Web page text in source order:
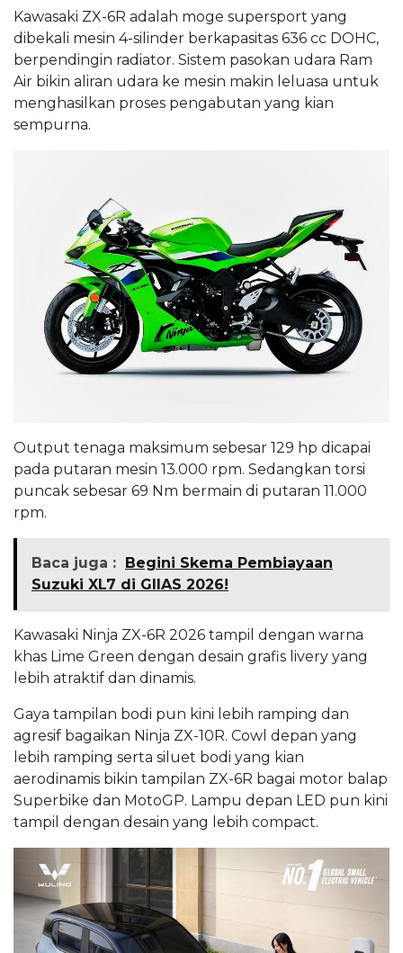
Kawasaki ZX-6R adalah moge supersport yang
dibekali mesin 4-silinder berkapasitas 636 cc DOHC,
berpendingin radiator. Sistem pasokan udara Ram
Air bikin aliran udara ke mesin makin leluasa untuk
menghasilkan proses pengabutan yang kian
sempurna.
Output tenaga maksimum sebesar 129 hp dicapai
pada putaran mesin 13.000 rpm. Sedangkan torsi
puncak sebesar 69 Nm bermain di putaran 11.000
rpm.
Baca juga : Begini Skema Pembiayaan
Suzuki XL7 di GIIAS 2026!
Kawasaki Ninja ZX-6R 2026 tampil dengan warna
khas Lime Green dengan desain grafis livery yang
lebih atraktif dan dinamis.
Gaya tampilan bodi pun kini lebih ramping dan
agresif bagaikan Ninja ZX-10R. Cowl depan yang
lebih ramping serta siluet bodi yang kian
aerodinamis bikin tampilan ZX-6R bagai motor balap
Superbike dan MotoGP. Lampu depan LED pun kini
tampil dengan desain yang lebih compact.